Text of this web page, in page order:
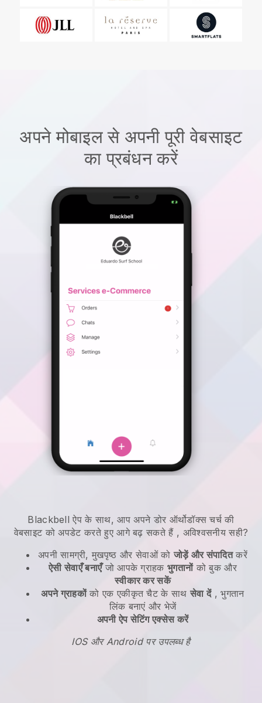
अपने मोबाइल से अपनी पूरी वेबसाइट
का प्रबंधन करें
Blackbell ऐप के साथ,आप अपने डोर ऑर्थोडॉक्स चर्च की
वेबसाइट को अपडेट करते हुए आगे बढ़ सकते हैं, अविश्वसनीय सही?
अपनी सामग्री, मुखपृष्ठ और सेवाओं कोजोड़ें और संपादितकरें
ऐसी सेवाएँ बनाएँजो आपके ग्राहकभुगतानोंको बुक और
स्वीकार कर सकें
अपने ग्राहकोंको एक एकीकृत चैट के साथसेवा दें, भुगतान
लिंक बनाएं और भेजें
अपनी ऐप सेटिंग एक्सेस करें
IOS और Android पर उपलब्ध है